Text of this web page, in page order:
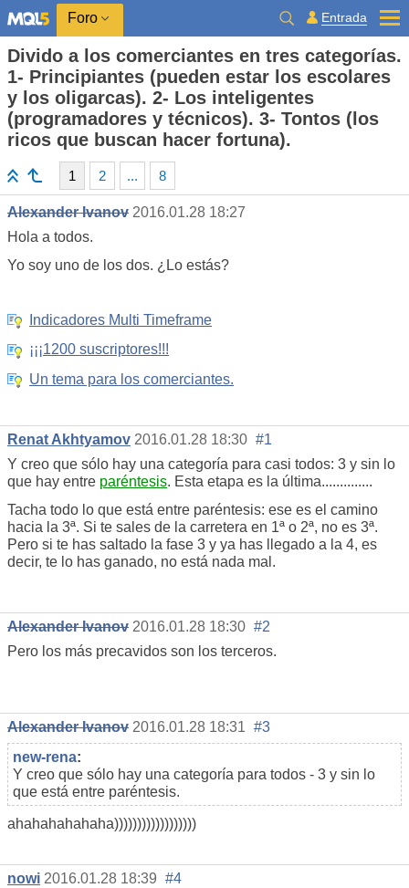
Foro Entrada
Divido a los comerciantes en tres categorías.
1- Principiantes (pueden estar los escolares
y los oligarcas). 2- Los inteligentes
(programadores y técnicos). 3- Tontos (los
ricos que buscan hacer fortuna).
1 2 ... 8
Alexander Ivanov 2016.01.28 18:27
Hola a todos.
Yo soy uno de los dos. ¿Lo estás?
Indicadores Multi Timeframe
¡¡¡1200 suscriptores!!!
Un tema para los comerciantes.
Renat Akhtyamov 2016.01.28 18:30 #1
Y creo que sólo hay una categoría para casi todos: 3 y sin lo
que hay entre paréntesis. Esta etapa es la última..............
Tacha todo lo que está entre paréntesis: ese es el camino
hacia la 3ª. Si te sales de la carretera en 1ª o 2ª, no es 3ª.
Pero si te has saltado la fase 3 y ya has llegado a la 4, es
decir, te lo has ganado, no está nada mal.
Alexander Ivanov 2016.01.28 18:30 #2
Pero los más precavidos son los terceros.
Alexander Ivanov 2016.01.28 18:31 #3
new-rena:
Y creo que sólo hay una categoría para todos - 3 y sin lo
que está entre paréntesis.
ahahahahahaha))))))))))))))))))
nowi 2016.01.28 18:39 #4